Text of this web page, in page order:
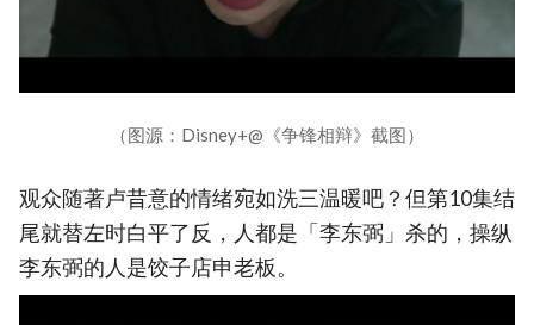
（图源：Disney+@《争锋相辩》截图）
观众随著卢昔意的情绪宛如洗三温暖吧？但第10集结
尾就替左时白平了反，人都是「李东弼」杀的，操纵
李东弼的人是饺子店申老板。